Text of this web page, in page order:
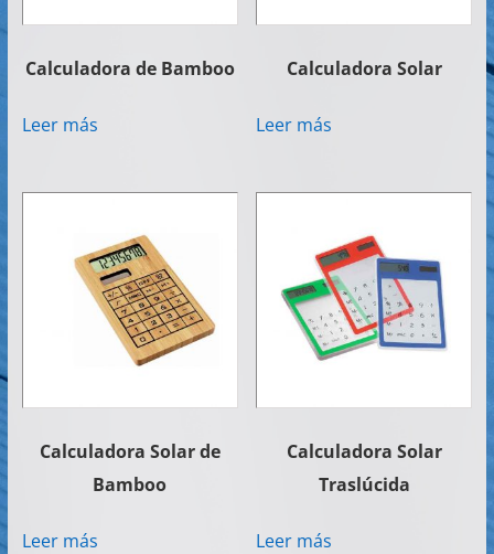
Calculadora de Bamboo
Leer más
Calculadora Solar
Leer más
Calculadora Solar de
Bamboo
Leer más
Calculadora Solar
Traslúcida
Leer más